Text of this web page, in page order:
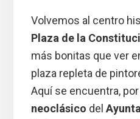
Volvemos al centro
Plaza de la
más bonitas que ver
plaza repleta de
Aquí se encuentra,
neoclásico del